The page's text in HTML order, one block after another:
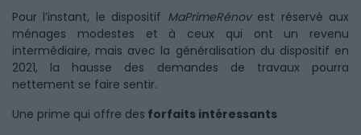
Pour l’instant, le dispositif MaPrimeRénovest réservé aux
ménages modestes et à ceux qui ont un revenu
intermédiaire, mais avec la généralisation du dispositif en
2021, la hausse des demandes de travaux pourra
nettement se faire sentir.
Une prime qui offre des forfaits intéressants